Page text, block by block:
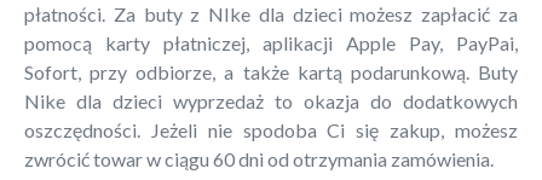
płatności. Za buty z NIke dla dzieci możesz zapłacić za
pomocą karty płatniczej, aplikacji Apple Pay, PayPai,
Sofort, przy odbiorze, a także kartą podarunkową. Buty
Nike dla dzieci wyprzedaż to okazja do dodatkowych
oszczędności. Jeżeli nie spodoba Ci się zakup, możesz
zwrócić towar w ciągu 60 dni od otrzymania zamówienia.